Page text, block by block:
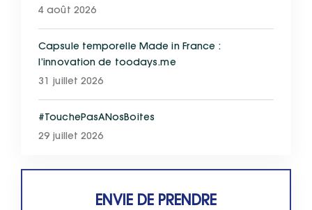
4 août 2026
Capsule temporelle Made in France :
l’innovation de toodays.me
31 juillet 2026
#TouchePasANosBoites
29 juillet 2026
ENVIE DE PRENDRE